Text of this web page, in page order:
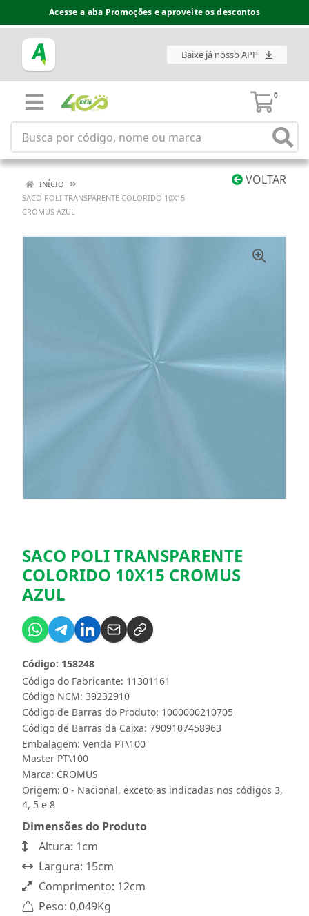
Acesse a aba Promoções e aproveite os descontos
Baixe já nosso APP
0
VOLTAR
INÍCIO
SACO POLI TRANSPARENTE COLORIDO 10X15
CROMUS AZUL
SACO POLI TRANSPARENTE
COLORIDO 10X15 CROMUS
AZUL
Código do Fabricante: 11301161
Código: 158248
Código NCM: 39232910
Código de Barras do Produto: 1000000210705
Código de Barras da Caixa: 7909107458963
Embalagem: Venda PT\100
Master PT\100
Marca: CROMUS
Origem: 0 - Nacional, exceto as indicadas nos códigos 3,
4, 5 e 8
Dimensões do Produto
Altura: 1cm
Largura: 15cm
Comprimento: 12cm
Peso: 0,049Kg